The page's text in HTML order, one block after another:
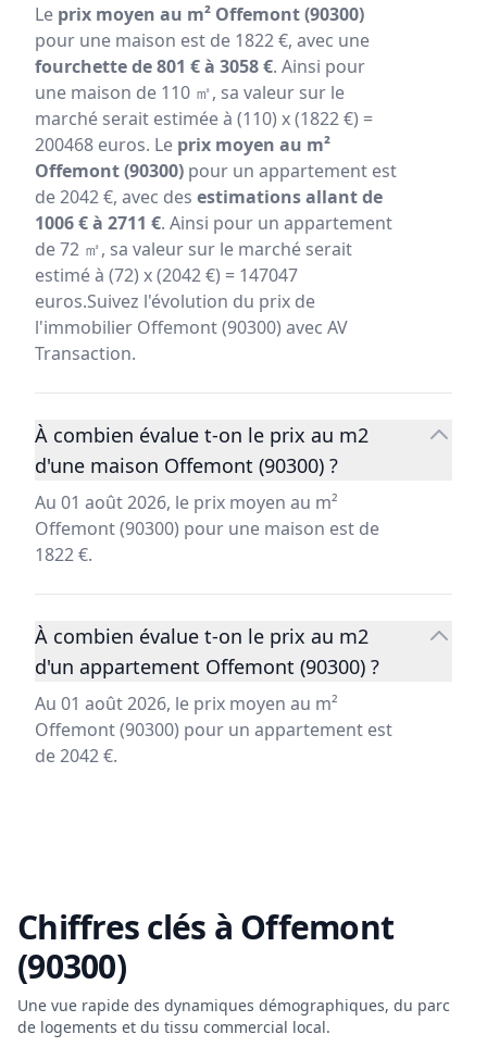
Le prix moyen au m² Offemont (90300)
pour une maison est de 1822 €, avec une
fourchette de 801 € à 3058 €. Ainsi pour
une maison de 110 ㎡, sa valeur sur le
marché serait estimée à (110) x (1822 €) =
200468 euros. Le prix moyen au m²
Offemont (90300) pour un appartement est
de 2042 €, avec des estimations allant de
1006 € à 2711 €. Ainsi pour un appartement
de 72 ㎡, sa valeur sur le marché serait
estimé à (72) x (2042 €) = 147047
euros.Suivez l'évolution du prix de
l'immobilier Offemont (90300) avec AV
Transaction.
À combien évalue t-on le prix au m2
d'une maison Offemont (90300) ?
Au 01 août 2026, le prix moyen au m²
Offemont (90300) pour une maison est de
1822 €.
À combien évalue t-on le prix au m2
d'un appartement Offemont (90300) ?
Au 01 août 2026, le prix moyen au m²
Offemont (90300) pour un appartement est
de 2042 €.
Chiffres clés à Offemont
(90300)
Une vue rapide des dynamiques démographiques, du parc
de logements et du tissu commercial local.